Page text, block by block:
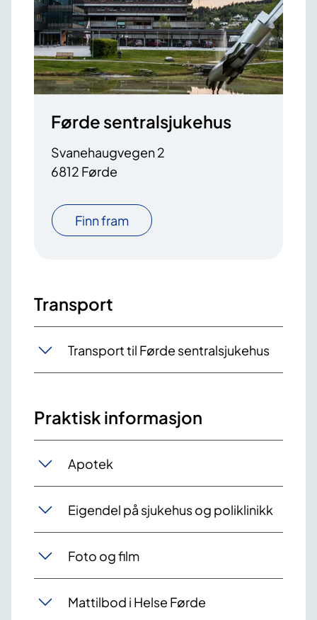
Førde sentralsjukehus
Svanehaugvegen 2
6812 Førde
Finn fram
Transport
Transport til Førde sentralsjukehus
Praktisk informasjon
Apotek
Eigendel på sjukehus og poliklinikk
Foto og film
Mattilbod i Helse Førde